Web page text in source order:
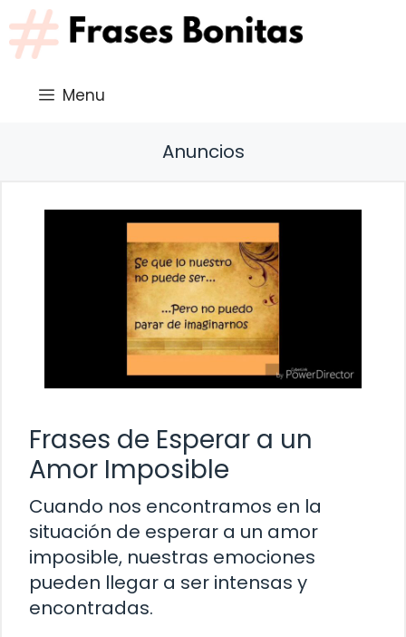
Saltar
al
contenido
Menu
Anuncios
Frases de Esperar a un
Amor Imposible
Cuando nos encontramos en la
situación de esperar a un amor
imposible, nuestras emociones
pueden llegar a ser intensas y
encontradas.